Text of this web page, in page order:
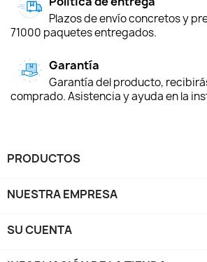
Plazos de envío concretos y
71000 paquetes entregados.
Garantía
Garantía del producto,
comprado. Asistencia y ayuda en la
PRODUCTOS
NUESTRA EMPRESA
SU CUENTA